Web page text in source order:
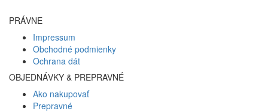
PRÁVNE
Impressum
Obchodné podmienky
Ochrana dát
OBJEDNÁVKY & PREPRAVNÉ
Ako nakupovať
Prepravné